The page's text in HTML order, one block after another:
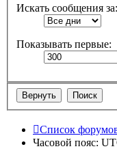
Искать сообщения за:
Показывать первые:
Список
Часовой пояс: